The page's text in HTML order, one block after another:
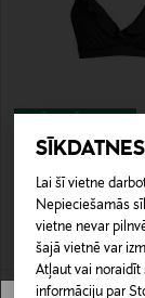
SĪKDATNES
Lai šī vietne
Nepieciešamās
vietne nevar
šajā vietnē var
Atļaut vai noraidīt
informāciju par
LAUREN RALPH
Ruffles bikini augšdaļa
Discounted Price
70,80 € Original Price
119,00 €